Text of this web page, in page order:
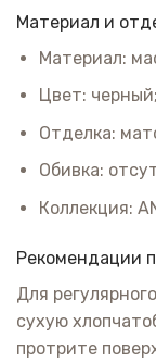
Материал и
Материал:
Цвет: черный;
Отделка:
Обивка:
Коллекция:
Рекомендации
Для
сухую
протрите